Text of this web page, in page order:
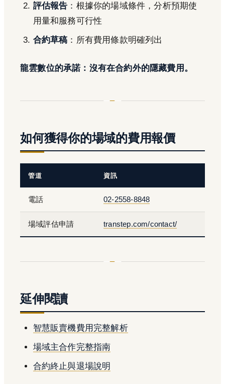
評估報告 ：根據你的場域條件，分析預期使
用量和服務可行性
合約草稿 ：所有費用條款明確列出
龍雲數位的承諾：沒有在合約外的隱藏費用。
如何獲得你的場域的費用報價
管道 資訊
電話 02-2558-8848
場域評估申請 transtep.com/contact/
延伸閱讀
智慧販賣機費用完整解析
場域主合作完整指南
合約終止與退場說明